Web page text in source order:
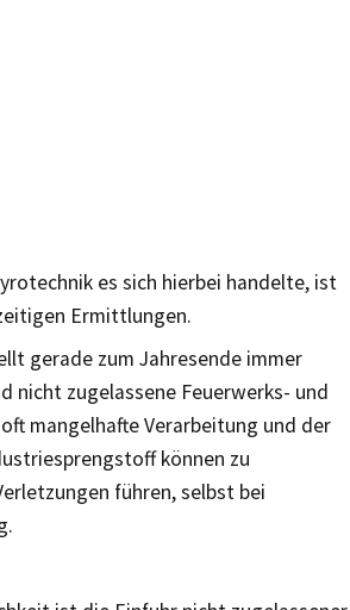
es sich hierbei handelte, ist
Ermittlungen.
gerade zum Jahresende immer
nicht zugelassene Feuerwerks- und
mangelhafte Verarbeitung und der
können zu
führen, selbst bei